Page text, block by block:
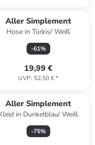
Aller Simplement
Hose in Türkis/ Weiß
-61%
19,99 €
UVP: 52,50 €*
Aller Simplement
in Dunkelblau/ Weiß
-75%